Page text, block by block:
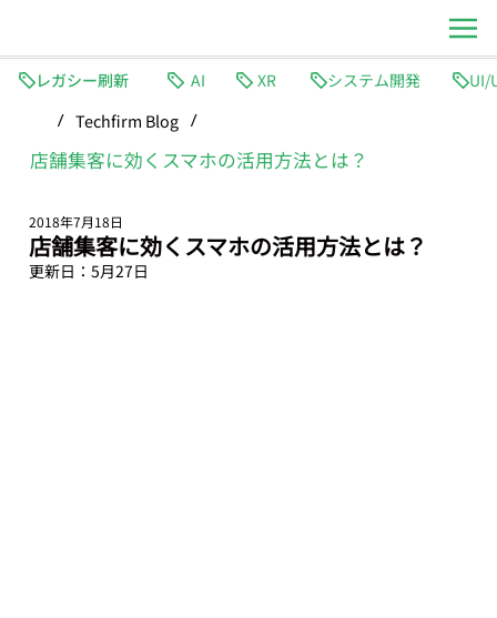
レガシー刷新 AI XR
システム開発
/ Techfirm Blog /
店舗集客に効くスマホの活用方法とは？
店舗集客に効くスマホの活用方法とは？
2018年7月18日
更新日： 5月27日